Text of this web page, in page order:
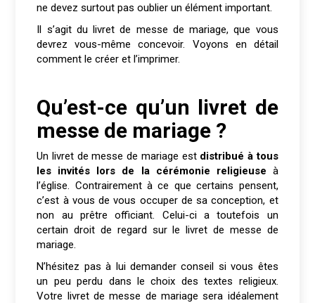
ne devez surtout pas oublier un élément important.
Il s’agit du livret de messe de mariage, que vous
devrez vous-même concevoir. Voyons en détail
comment le créer et l’imprimer.
Qu’est-ce qu’un livret de
messe de mariage ?
Un livret de messe de mariage est distribué à tous
les invités lors de la cérémonie religieuse à
l’église. Contrairement à ce que certains pensent,
c’est à vous de vous occuper de sa conception, et
non au prêtre officiant. Celui-ci a toutefois un
certain droit de regard sur le livret de messe de
mariage.
N’hésitez pas à lui demander conseil si vous êtes
un peu perdu dans le choix des textes religieux.
Votre livret de messe de mariage sera idéalement